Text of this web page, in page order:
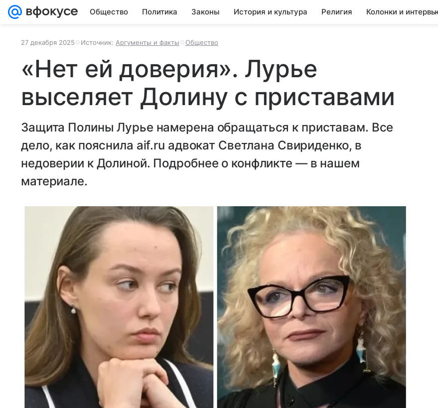
Общество Политика Законы История и культура Религия Колонки и
27 декабря 2025 Источник: Аргументы и факты Общество
«Нет ей доверия». Лурье
выселяет Долину с приставами
Защита Полины Лурье намерена обращаться к приставам. Все
дело, как пояснила aif.ru адвокат Светланa Свириденко, в
недоверии к Долиной. Подробнее о конфликте — в нашем
материале.